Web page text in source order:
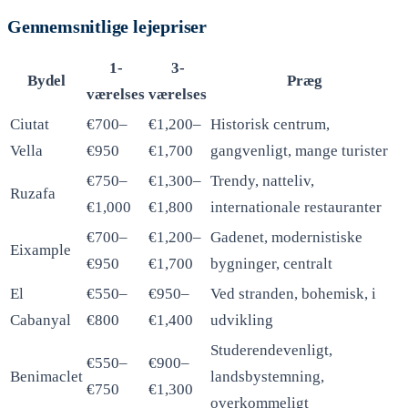
Gennemsnitlige lejepriser
Bydel
1-
værelses
3-
værelses
Præg
Ciutat
Vella
€700–
€950
€1,200–
€1,700
Historisk centrum,
gangvenligt, mange turister
Ruzafa
€750–
€1,000
€1,300–
€1,800
Trendy, natteliv,
internationale restauranter
Eixample
€700–
€950
€1,200–
€1,700
Gadenet, modernistiske
bygninger, centralt
El
Cabanyal
€550–
€800
€950–
€1,400
Ved stranden, bohemisk, i
udvikling
Benimaclet
€550–
€750
€900–
€1,300
Studerendevenligt,
landsbystemning,
overkommeligt